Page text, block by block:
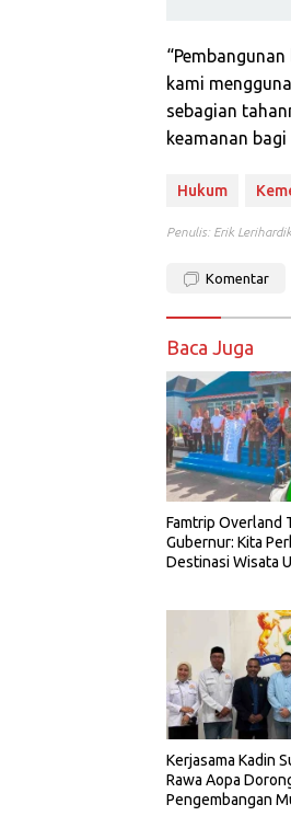
kami
sebagian
keamanan
Hukum
Penulis: Erik
Komentar
Baca Juga
Famtrip Overland
Gubernur: Kita
Destinasi Wisata
Kerjasama Kadin
Rawa Aopa
Pengembangan